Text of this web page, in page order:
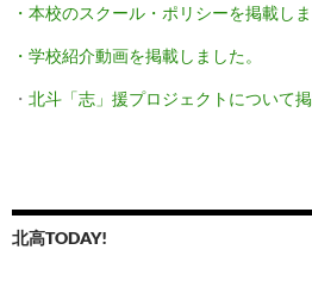
・本校のスクール・ポリシーを掲載しま
・学校紹介動画を掲載しました。
・ 北斗「志」援プロジェクトについて掲
北高TODAY!